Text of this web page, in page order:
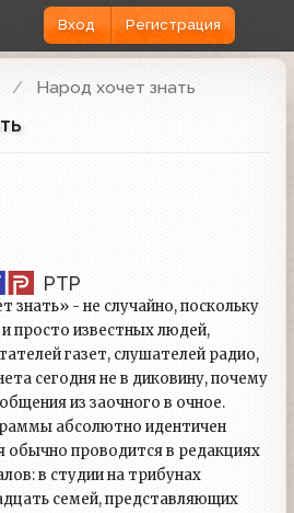
Вход Регистрация
Народ хочет знать
РТР
знать» - не случайно, поскольку
просто известных людей,
газет, слушателей радио,
сегодня не в диковину, почему
из заочного в очное.
абсолютно идентичен
обычно проводится в редакциях
в студии на трибунах
семей, представляющих